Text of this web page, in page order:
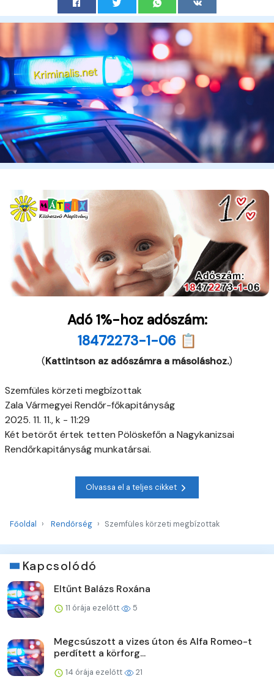
Adó 1%-hoz adószám:
18472273-1-06 📋
(Kattintson az adószámra a másoláshoz.)
Szemfüles körzeti megbízottak
Zala Vármegyei Rendőr-főkapitányság
2025. 11. 11., k - 11:29
Két betörőt értek tetten Pölöskefőn a Nagykanizsai
Rendőrkapitányság munkatársai.
Olvassa el a teljes cikket
Főoldal Rendőrség Szemfüles körzeti megbízottak
Kapcsolódó
Eltűnt Balázs Roxána
11 órája ezelőtt 5
Megcsúszott a vizes úton és Alfa Romeo-t
perdített a körforg...
14 órája ezelőtt 21